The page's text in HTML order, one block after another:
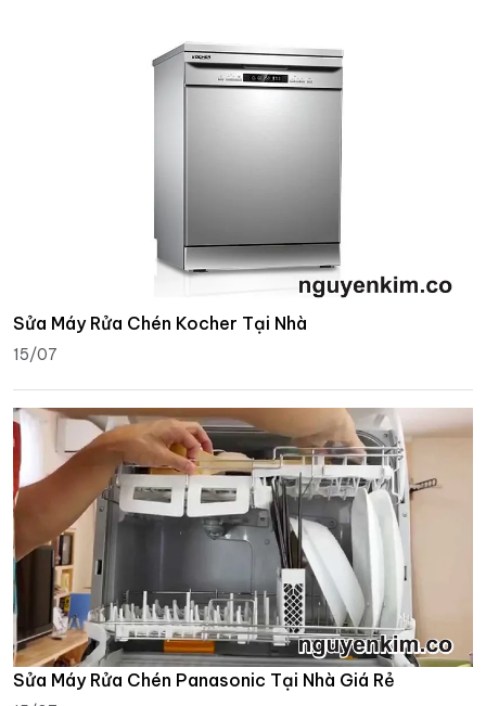
Sửa Máy Rửa Chén Kocher Tại Nhà
15/07
Sửa Máy Rửa Chén Panasonic Tại Nhà Giá Rẻ